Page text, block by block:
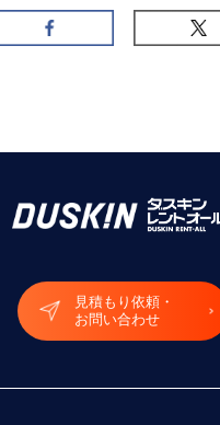
見積もり依頼・
お問い合わせ